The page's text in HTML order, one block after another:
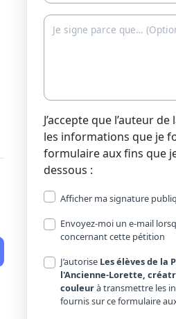
J’accepte que l’auteur
les informations que je
formulaire aux fins que
dessous :
Afficher ma signature
Envoyez-moi un e-mail
concernant cette pétition
J’autorise Les élèves de la
l'Ancienne-Lorette,
couleurà transmettre les
fournis sur ce formulaire